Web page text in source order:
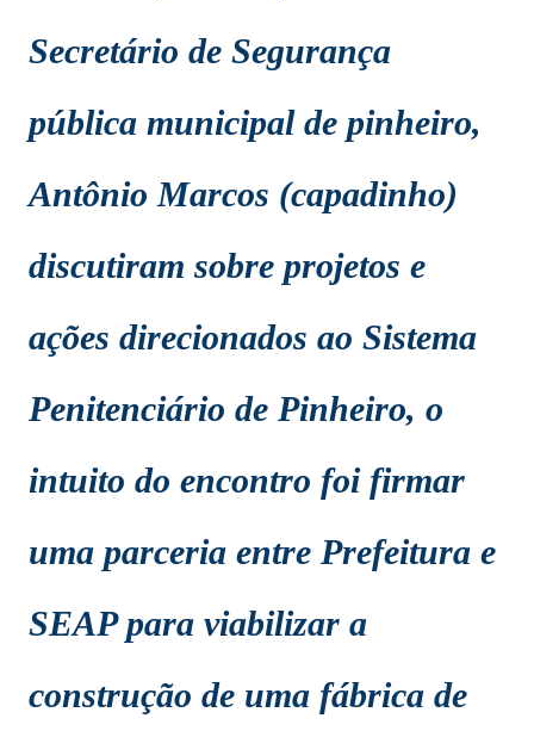
Secretário de Segurança
pública municipal de pinheiro,
Antônio Marcos (capadinho)
discutiram sobre projetos e
ações direcionados ao Sistema
Penitenciário de Pinheiro, o
intuito do encontro foi firmar
uma parceria entre Prefeitura e
SEAP para viabilizar a
construção de uma fábrica de